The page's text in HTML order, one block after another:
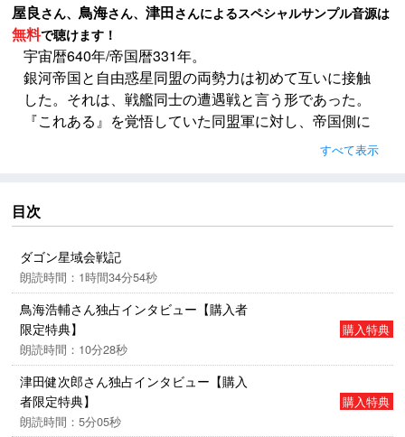
屋良さん、鳥海さん、津田さんによるスペシャルサンプル音源は
無料で聴けます！
宇宙暦640年/帝国暦331年。
銀河帝国と自由惑星同盟の両勢力は初めて互いに接触
した。それは、戦艦同士の遭遇戦と言う形であった。
『これある』を覚悟していた同盟軍に対し、帝国側に
とっては青天の霹靂であった。遭遇戦は同盟側の勝利
に帰した。しかし、中性子ビーム砲を受け、火球と化
連絡が飛んでいた。討伐軍が組織され、大艦隊が〝叛
徒共の根拠地"へ派遣された。“古き良き時代”における
自由惑星同盟の英雄リン・パオ総司令官と彼を支え
た“ぼやきのユースフ”こと参謀長ユースフ・トパロウル
の活躍を描いた物語。
すべて表示
目次
ダゴン星域会戦記
朗読時間：1時間34分54秒
鳥海浩輔さん独占インタビュー【購入者
限定特典】
朗読時間：10分28秒
購入特典
津田健次郎さん独占インタビュー【購入
者限定特典】
朗読時間：5分05秒
購入特典